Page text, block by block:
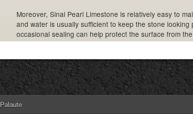
Moreover, Sinai Pearl Limestone is relatively easy to
and water is usually sufficient to keep the stone
occasional sealing can help protect the surface from
Palaute